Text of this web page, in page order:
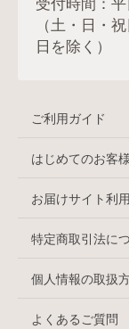
受付時間：
（土・日・
日を除く）
ご利用ガイド
はじめてのお客
お届けサイト利
特定商取引法に
個人情報の取扱
よくあるご質問